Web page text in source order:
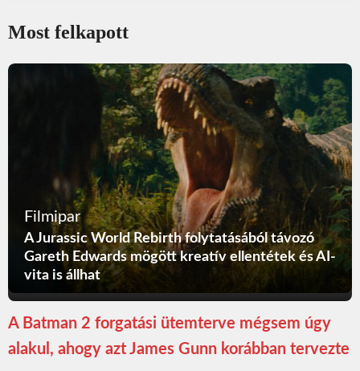
Most felkapott
Filmipar
A Jurassic World Rebirth folytatásából távozó
Gareth Edwards mögött kreatív ellentétek és AI-
vita is állhat
A Batman 2 forgatási ütemterve mégsem úgy
alakul, ahogy azt James Gunn korábban tervezte